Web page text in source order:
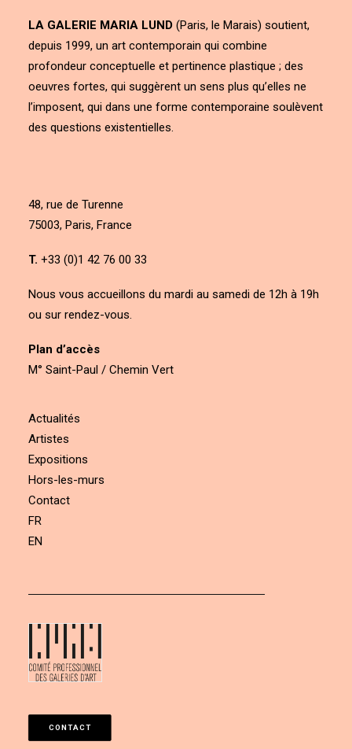
LA GALERIE MARIA LUND (Paris, le Marais) soutient,
depuis 1999, un art contemporain qui combine
profondeur conceptuelle et pertinence plastique ; des
oeuvres fortes, qui suggèrent un sens plus qu’elles ne
l’imposent, qui dans une forme contemporaine soulèvent
des questions existentielles.
48, rue de Turenne
75003, Paris, France
T. +33 (0)1 42 76 00 33
Nous vous accueillons du mardi au samedi de 12h à 19h
ou sur rendez-vous.
Plan d’accès
M° Saint-Paul / Chemin Vert
Actualités
Artistes
Expositions
Hors-les-murs
Contact
FR
EN
CONTACT